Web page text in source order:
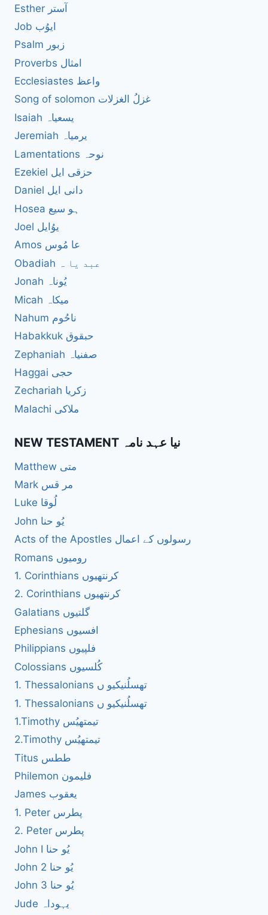
Esther آستر
Job ایوُب
Psalm زبور
Proverbs امثال
Ecclesiastes واعظ
Song of solomon غزلُ الغزلات
Isaiah یسعیاہ
Jeremiah یرمیاہ
Lamentations نوحہ
Ezekiel حزقی ایل
Daniel دانی ایل
Hosea ہو سیع
Joel یوُایل
Amos عا مُوس
Obadiah عبد یا ہ
Jonah یُوناہ
Micah میکاہ
Nahum ناحُوم
Habakkuk حبقوق
Zephaniah صفنیاہ
Haggai حجی
Zechariah زکریا
Malachi ملاکی
NEW TESTAMENT نیا عہد نامہ
Matthew متی
Mark مر قس
Luke لُوقا
John یُو حنا
Acts of the Apostles رسولوں کے اعمال
Romans رومیوں
1. Corinthians کرنتھیوں
2. Corinthians کرنتھیوں
Galatians گلتیوں
Ephesians افسیوں
Philippians فلپیوں
Colossians کُلسیوں
1. Thessalonians تھسلُنیکیو ں
1. Thessalonians تھسلُنیکیو ں
1.Timothy تیمتھیُس
2.Timothy تیمتھیُس
Titus ططس
Philemon فلیمون
James یعقوب
1. Peter پطرس
2. Peter پطرس
John I یُو حنا
John 2 یُو حنا
John 3 یُو حنا
Jude یہوداہ